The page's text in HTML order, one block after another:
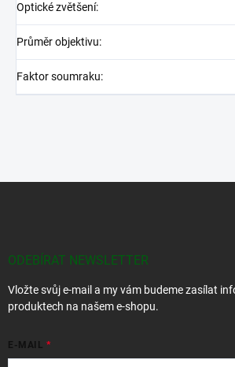
Optické zvětšení:
Průměr objektivu:
Faktor soumraku:
ODEBÍRAT NEWSLETTER
Vložte svůj e-mail a my vám budeme zasílat
produktech na našem e-shopu.
E-MAIL